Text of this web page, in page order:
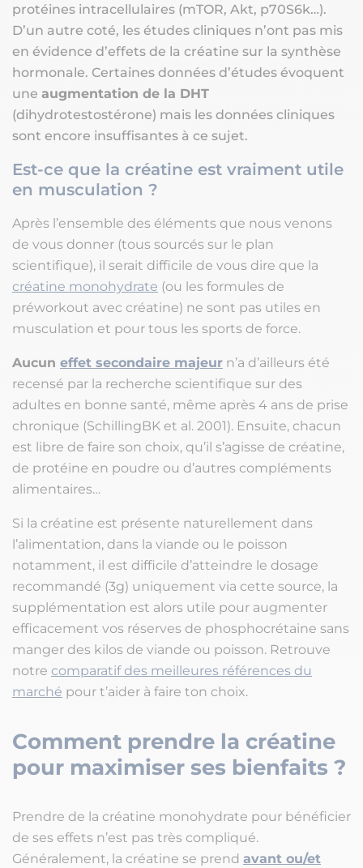
protéines intracellulaires (mTOR, Akt, p70S6k…).
D’un autre coté, les études cliniques n’ont pas mis
en évidence d’effets de la créatine sur la synthèse
hormonale. Certaines données d’études évoquent
une augmentation de la DHT
(dihydrotestostérone) mais les données cliniques
sont encore insuffisantes à ce sujet.
Est-ce que la créatine est vraiment utile
en musculation ?
Après l’ensemble des éléments que nous venons
de vous donner (tous sourcés sur le plan
scientifique), il serait difficile de vous dire que la
créatine monohydrate (ou les formules de
préworkout avec créatine) ne sont pas utiles en
musculation et pour tous les sports de force.
Aucun effet secondaire majeur n’a d’ailleurs été
recensé par la recherche scientifique sur des
adultes en bonne santé, même après 4 ans de prise
chronique (SchillingBK et al. 2001). Ensuite, chacun
est libre de faire son choix, qu’il s’agisse de créatine,
de protéine en poudre ou d’autres compléments
alimentaires…
Si la créatine est présente naturellement dans
l’alimentation, dans la viande ou le poisson
notamment, il est difficile d’atteindre le dosage
recommandé (3g) uniquement via cette source, la
supplémentation est alors utile pour augmenter
efficacement vos réserves de phosphocrétaine sans
manger des kilos de viande ou poisson. Retrouve
notre comparatif des meilleures références du
marché pour t’aider à faire ton choix.
Comment prendre la créatine
pour maximiser ses bienfaits ?
Prendre de la créatine monohydrate pour bénéficier
de ses effets n’est pas très compliqué.
Généralement, la créatine se prend avant ou/et